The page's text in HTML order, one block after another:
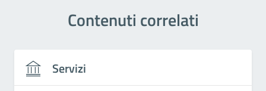
Contenuti correlati
Servizi